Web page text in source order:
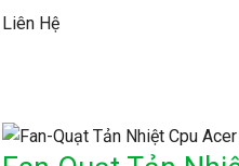
Liên Hệ